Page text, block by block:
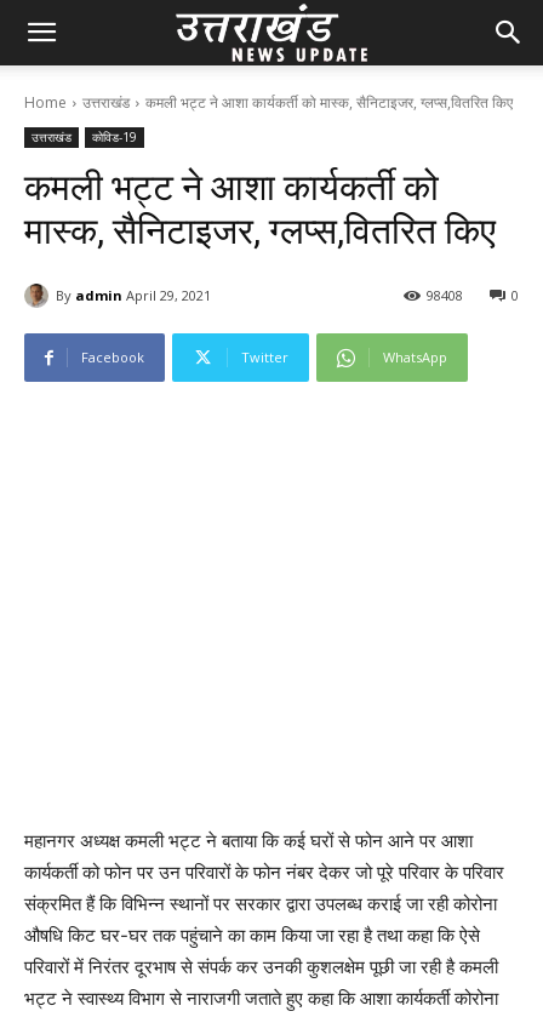
Home उत्तराखंड कमली भट्ट ने आशा कार्यकर्ती को मास्क, सैनिटाइजर, ग्लप्स,वितरित किए
उत्तराखंड कोविड-19
कमली भट्ट ने आशा कार्यकर्ती को
मास्क, सैनिटाइजर, ग्लप्स,वितरित किए
By admin April 29, 2021 0
98408
Facebook Twitter WhatsApp
महानगर अध्यक्ष कमली भट्ट ने बताया कि कई घरों से फोन आने पर आशा
कार्यकर्ती को फोन पर उन परिवारों के फोन नंबर देकर जो पूरे परिवार के परिवार
संक्रमित हैं कि विभिन्न स्थानों पर सरकार द्वारा उपलब्ध कराई जा रही कोरोना
औषधि किट घर-घर तक पहुंचाने का काम किया जा रहा है तथा कहा कि ऐसे
परिवारों में निरंतर दूरभाष से संपर्क कर उनकी कुशलक्षेम पूछी जा रही है कमली
भट्ट ने स्वास्थ्य विभाग से नाराजगी जताते हुए कहा कि आशा कार्यकर्ती कोरोना